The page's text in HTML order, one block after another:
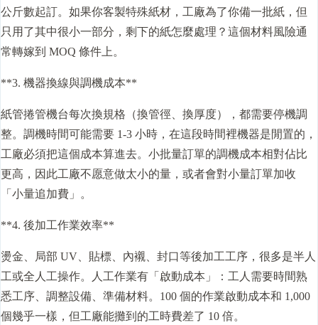
公斤數起訂。如果你客製特殊紙材，工廠為了你備一批紙，但
只用了其中很小一部分，剩下的紙怎麼處理？這個材料風險通
常轉嫁到 MOQ 條件上。
**3. 機器換線與調機成本**
紙管捲管機台每次換規格（換管徑、換厚度），都需要停機調
整。調機時間可能需要 1-3 小時，在這段時間裡機器是閒置的，
工廠必須把這個成本算進去。小批量訂單的調機成本相對佔比
更高，因此工廠不愿意做太小的量，或者會對小量訂單加收
「小量追加費」。
**4. 後加工作業效率**
燙金、局部 UV、貼標、內襯、封口等後加工工序，很多是半人
工或全人工操作。人工作業有「啟動成本」：工人需要時間熟
悉工序、調整設備、準備材料。100 個的作業啟動成本和 1,000
個幾乎一樣，但工廠能攤到的工時費差了 10 倍。